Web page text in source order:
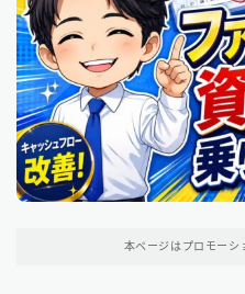
あわせて読みたい
【2026年8
（66選）
関東地方のファクタリング
東京都のファクタリング会
本ページはプロモーシ